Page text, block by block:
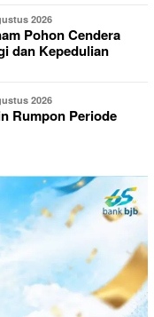
2026
Pohon Cendera
dan Kepedulian
2026
Rumpon Periode